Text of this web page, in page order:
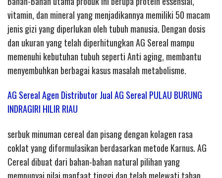
vitamin, dan mineral yang menjadikannya memiliki 50 macam
jenis gizi yang diperlukan oleh tubuh manusia. Dengan dosis
dan ukuran yang telah diperhitungkan AG Sereal mampu
memenuhi kebutuhan tubuh seperti Anti aging, membantu
menyembuhkan berbagai kasus masalah metabolisme.
AG Sereal Agen Distributor Jual AG Sereal PULAU BURUNG
INDRAGIRI HILIR RIAU
serbuk minuman cereal dan pisang dengan kolagen rasa
coklat yang diformulasikan berdasarkan metode Karnus. AG
Cereal dibuat dari bahan-bahan natural pilihan yang
mempunyai nilai manfaat tinggi dan telah melewati tahap